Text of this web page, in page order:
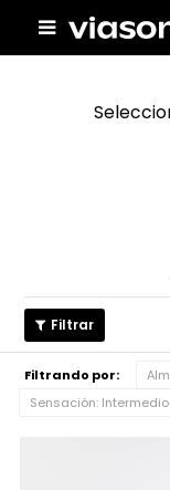

Filtrando por:
Sensación: Intermedio